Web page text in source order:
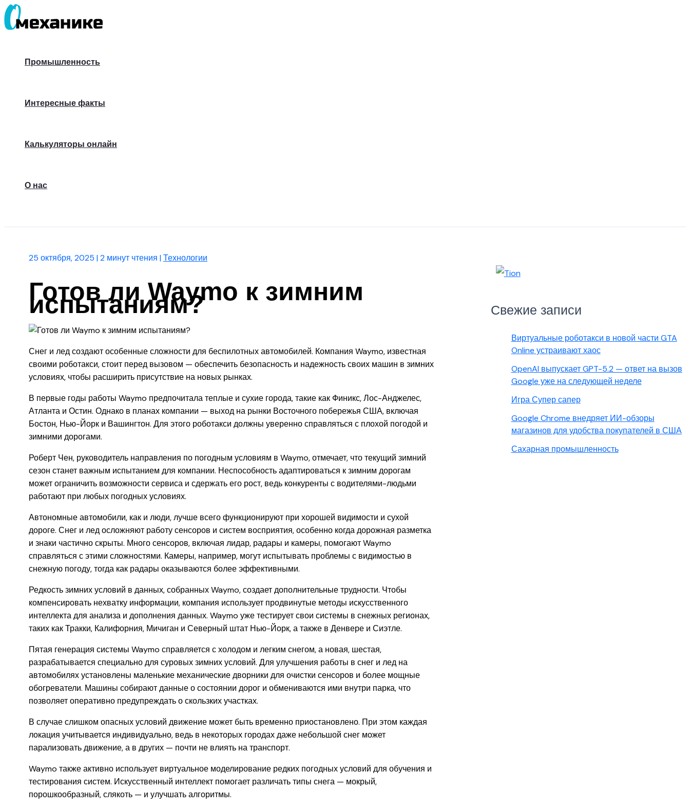
Перейти
к
Промышленность
Интересные факты
Калькуляторы онлайн
О нас
25 октября, 2025 |2 минут чтения |Технологии
Готов ли Waymo к зимним
испытаниям?
Снег и лед создают особенные сложности для беспилотных автомобилей. Компания Waymo, известная
своими роботакси, стоит перед вызовом — обеспечить безопасность и надежность своих машин в зимних
условиях, чтобы расширить присутствие на новых рынках.
В первые годы работы Waymo предпочитала теплые и сухие города, такие как Финикс, Лос-Анджелес,
Атланта и Остин. Однако в планах компании — выход на рынки Восточного побережья США, включая
Бостон, Нью-Йорк и Вашингтон. Для этого роботакси должны уверенно справляться с плохой погодой и
зимними дорогами.
Роберт Чен, руководитель направления по погодным условиям в Waymo, отмечает, что текущий зимний
сезон станет важным испытанием для компании. Неспособность адаптироваться к зимним дорогам
может ограничить возможности сервиса и сдержать его рост, ведь конкуренты с водителями-людьми
работают при любых погодных условиях.
Автономные автомобили, как и люди, лучше всего функционируют при хорошей видимости и сухой
дороге. Снег и лед осложняют работу сенсоров и систем восприятия, особенно когда дорожная разметка
и знаки частично скрыты. Много сенсоров, включая лидар, радары и камеры, помогают Waymo
справляться с этими сложностями. Камеры, например, могут испытывать проблемы с видимостью в
снежную погоду, тогда как радары оказываются более эффективными.
Редкость зимних условий в данных, собранных Waymo, создает дополнительные трудности. Чтобы
компенсировать нехватку информации, компания использует продвинутые методы искусственного
интеллекта для анализа и дополнения данных. Waymo уже тестирует свои системы в снежных регионах,
таких как Тракки, Калифорния, Мичиган и Северный штат Нью-Йорк, а также в Денвере и Сиэтле.
Пятая генерация системы Waymo справляется с холодом и легким снегом, а новая, шестая,
разрабатывается специально для суровых зимних условий. Для улучшения работы в снег и лед на
автомобилях установлены маленькие механические дворники для очистки сенсоров и более мощные
обогреватели. Машины собирают данные о состоянии дорог и обмениваются ими внутри парка, что
позволяет оперативно предупреждать о скользких участках.
В случае слишком опасных условий движение может быть временно приостановлено. При этом каждая
локация учитывается индивидуально, ведь в некоторых городах даже небольшой снег может
парализовать движение, а в других — почти не влиять на транспорт.
Waymo также активно использует виртуальное моделирование редких погодных условий для обучения и
тестирования систем. Искусственный интеллект помогает различать типы снега — мокрый,
порошкообразный, слякоть — и улучшать алгоритмы.
Свежие записи
Виртуальные роботакси в новой части GTA
Online устраивают хаос
OpenAI выпускает GPT-5.2 — ответ на вызов
Google уже на следующей неделе
Игра Супер сапер
Google Chrome внедряет ИИ-обзоры
магазинов для удобства покупателей в США
Сахарная промышленность